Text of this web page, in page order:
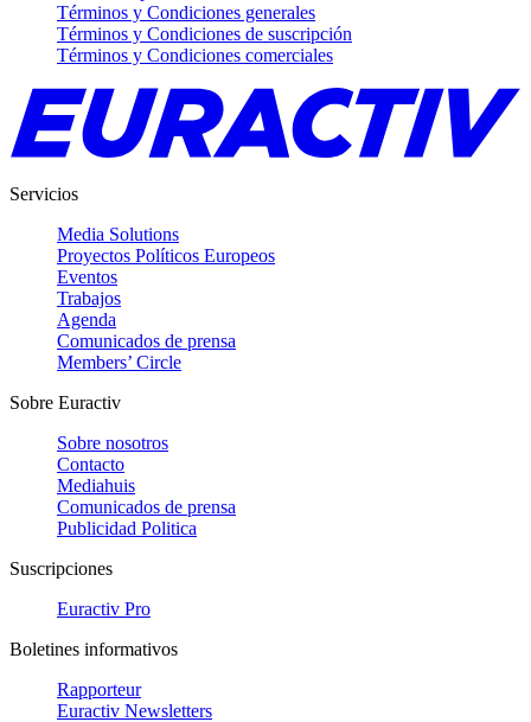
Términos y Condiciones generales
Términos y Condiciones de suscripción
Términos y Condiciones comerciales
Servicios
Media Solutions
Proyectos Políticos Europeos
Eventos
Trabajos
Agenda
Comunicados de prensa
Members’ Circle
Sobre Euractiv
Sobre nosotros
Contacto
Mediahuis
Comunicados de prensa
Publicidad Politica
Suscripciones
Euractiv Pro
Boletines informativos
Rapporteur
Euractiv Newsletters